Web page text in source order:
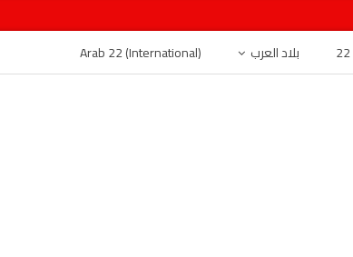
بلاد العرب Arab 22 (International)